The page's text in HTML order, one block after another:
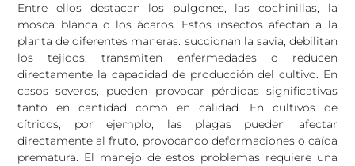
Entre ellos destacan los pulgones, las cochinillas, la
mosca blanca o los ácaros. Estos insectos afectan a la
planta de diferentes maneras: succionan la savia, debilitan
los tejidos, transmiten enfermedades o reducen
directamente la capacidad de producción del cultivo. En
casos severos, pueden provocar pérdidas significativas
tanto en cantidad como en calidad. En cultivos de
cítricos, por ejemplo, las plagas pueden afectar
directamente al fruto, provocando deformaciones o caída
prematura. El manejo de estos problemas requiere una